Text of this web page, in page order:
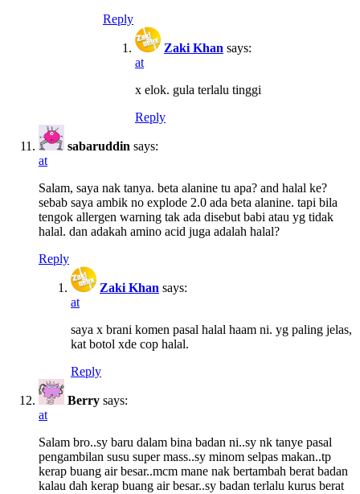
Reply
Zaki Khan says:
at
x elok. gula terlalu tinggi
Reply
sabaruddin says:
at
Salam, saya nak tanya. beta alanine tu apa? and halal ke?
sebab saya ambik no explode 2.0 ada beta alanine. tapi bila
tengok allergen warning tak ada disebut babi atau yg tidak
halal. dan adakah amino acid juga adalah halal?
Reply
Zaki Khan says:
at
saya x brani komen pasal halal haam ni. yg paling jelas,
kat botol xde cop halal.
Reply
Berry says:
at
Salam bro..sy baru dalam bina badan ni..sy nk tanye pasal
pengambilan susu super mass..sy minom selpas makan..tp
kerap buang air besar..mcm mane nak bertambah berat badan
kalau dah kerap buang air besar..sy badan terlalu kurus berat